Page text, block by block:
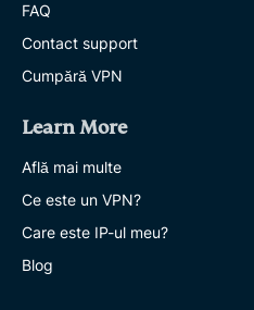
FAQ
Contact support
Cumpără VPN
Learn More
Află mai multe
Ce este un VPN?
Care este IP-ul meu?
Blog